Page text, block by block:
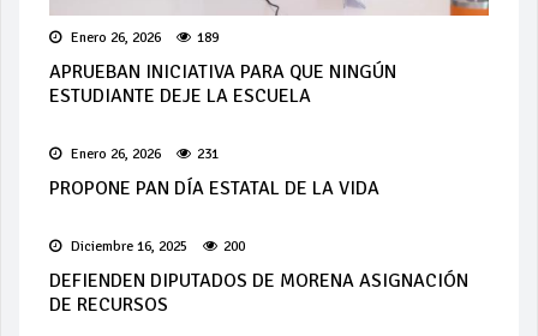
Enero 26, 2026 189
APRUEBAN INICIATIVA PARA QUE NINGÚN
ESTUDIANTE DEJE LA ESCUELA
Enero 26, 2026 231
PROPONE PAN DÍA ESTATAL DE LA VIDA
Diciembre 16, 2025 200
DEFIENDEN DIPUTADOS DE MORENA ASIGNACIÓN
DE RECURSOS